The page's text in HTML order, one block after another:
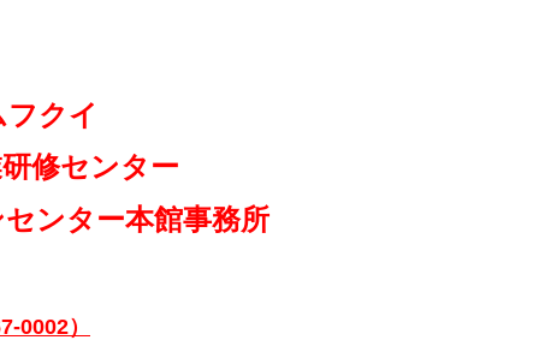
イ
修センター
ンター本館事務所
0002）